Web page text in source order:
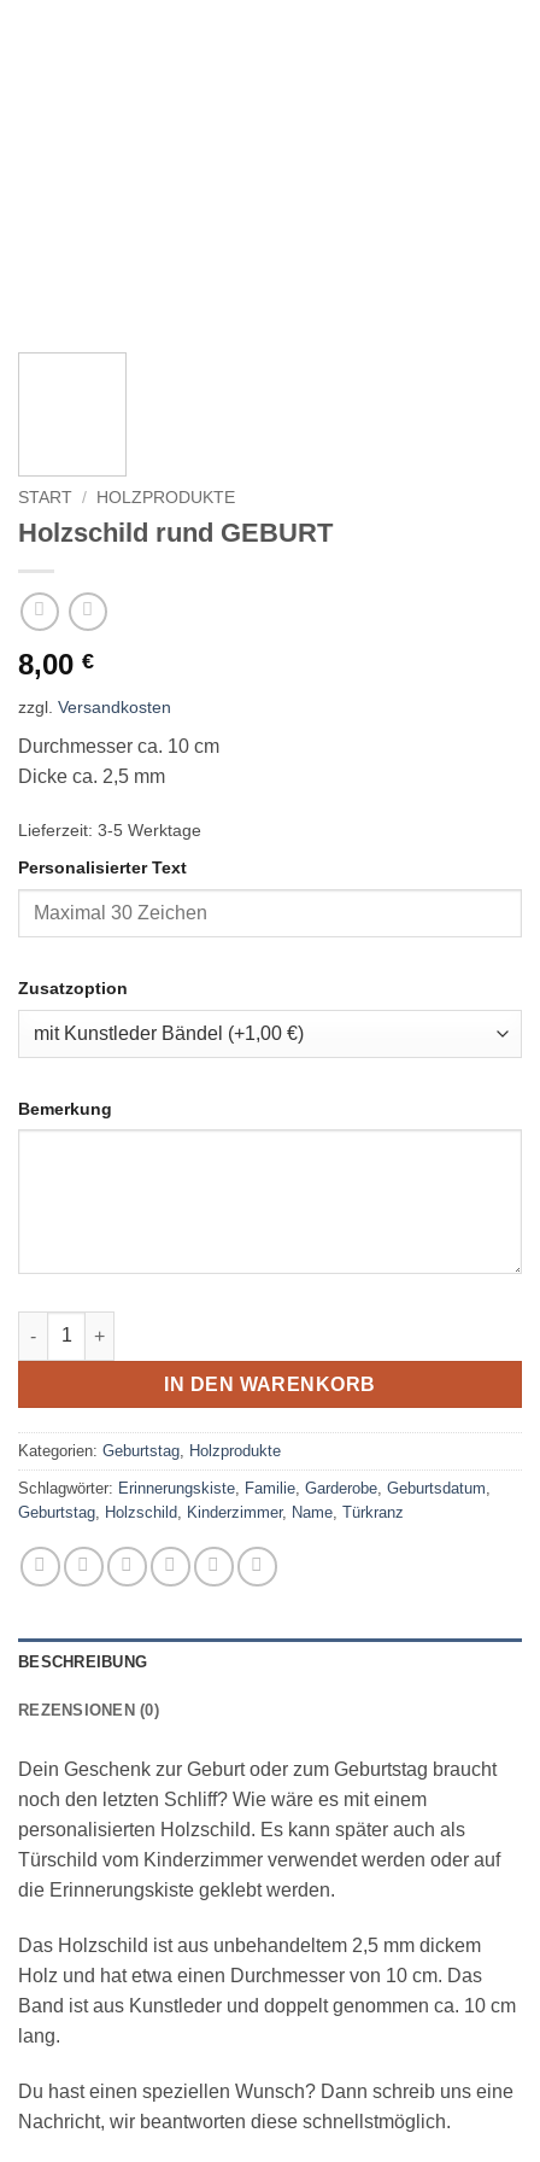
START / HOLZPRODUKTE
Holzschild rund GEBURT
8,00 €
zzgl. Versandkosten
Durchmesser ca. 10 cm
Dicke ca. 2,5 mm
Lieferzeit: 3-5 Werktage
Personalisierter Text
Zusatzoption
Bemerkung
Holzschild rund GEBURT Menge
IN DEN WARENKORB
Kategorien: Geburtstag, Holzprodukte
Schlagwörter: Erinnerungskiste, Familie, Garderobe, Geburtsdatum,
Geburtstag, Holzschild, Kinderzimmer, Name, Türkranz
BESCHREIBUNG
REZENSIONEN (0)
Dein Geschenk zur Geburt oder zum Geburtstag braucht
noch den letzten Schliff? Wie wäre es mit einem
personalisierten Holzschild. Es kann später auch als
Türschild vom Kinderzimmer verwendet werden oder auf
die Erinnerungskiste geklebt werden.
Das Holzschild ist aus unbehandeltem 2,5 mm dickem
Holz und hat etwa einen Durchmesser von 10 cm. Das
Band ist aus Kunstleder und doppelt genommen ca. 10 cm
lang.
Du hast einen speziellen Wunsch? Dann schreib uns eine
Nachricht, wir beantworten diese schnellstmöglich.